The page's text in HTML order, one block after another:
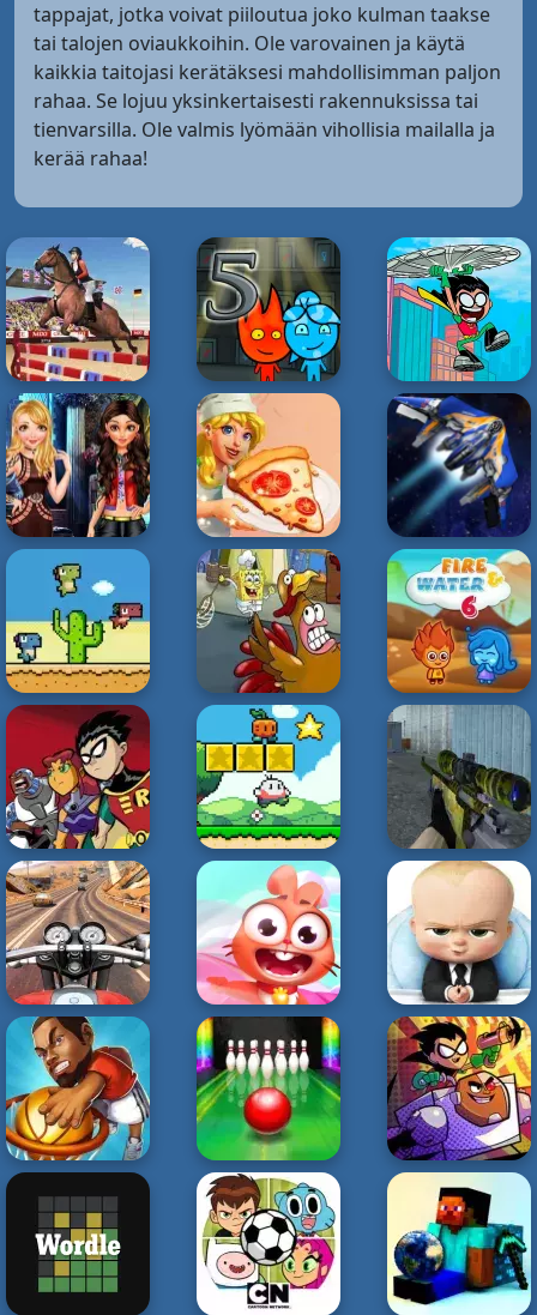
tappajat, jotka voivat piiloutua joko kulman taakse
tai talojen oviaukkoihin. Ole varovainen ja käytä
kaikkia taitojasi kerätäksesi mahdollisimman paljon
rahaa. Se lojuu yksinkertaisesti rakennuksissa tai
tienvarsilla. Ole valmis lyömään vihollisia mailalla ja
kerää rahaa!